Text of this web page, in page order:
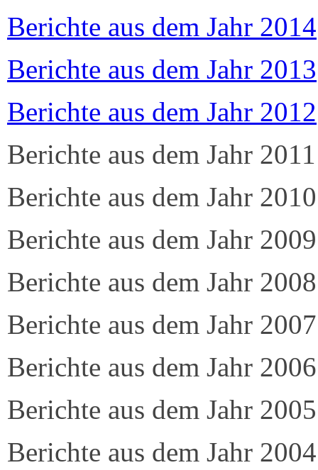
Berichte aus dem Jahr 2014
Berichte aus dem Jahr 2013
Berichte aus dem Jahr 2012
Berichte aus dem Jahr 2011
Berichte aus dem Jahr 2010
Berichte aus dem Jahr 2009
Berichte aus dem Jahr 2008
Berichte aus dem Jahr 2007
Berichte aus dem Jahr 2006
Berichte aus dem Jahr 2005
Berichte aus dem Jahr 2004